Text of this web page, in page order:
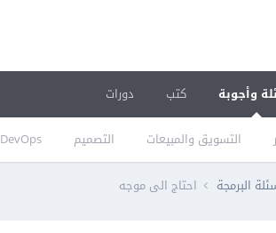
وأجوبة
التسويق والمبيعات التصميم DevOps
كتب دورات
البرمجة احتاج الى موجه